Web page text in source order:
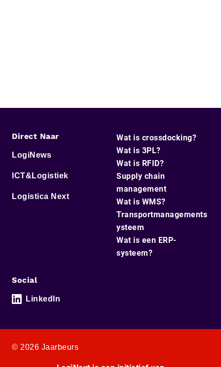
Direct Naar
LogiNews
ICT&Logistiek
Logistica Next
Wat is crossdocking?
Wat is 3PL?
Wat is RFID?
Supply chain
management
Wat is WMS?
Transportmanagements
ysteem
Wat is een ERP-
systeem?
Social
LinkedIn
© 2026 Jaarbeurs